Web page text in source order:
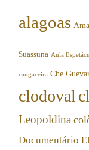
alagoas
Suassuna Aula
cangaceira Che
clodoval
Leopoldina
Documentário